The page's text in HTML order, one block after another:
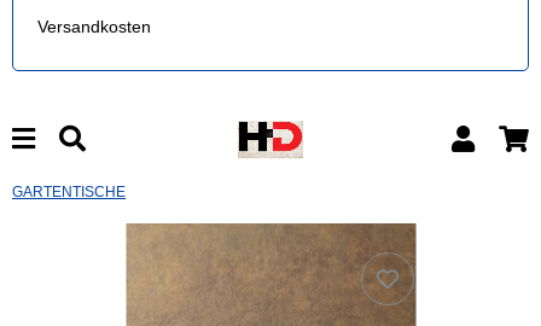
Versandkosten
GARTENTISCHE